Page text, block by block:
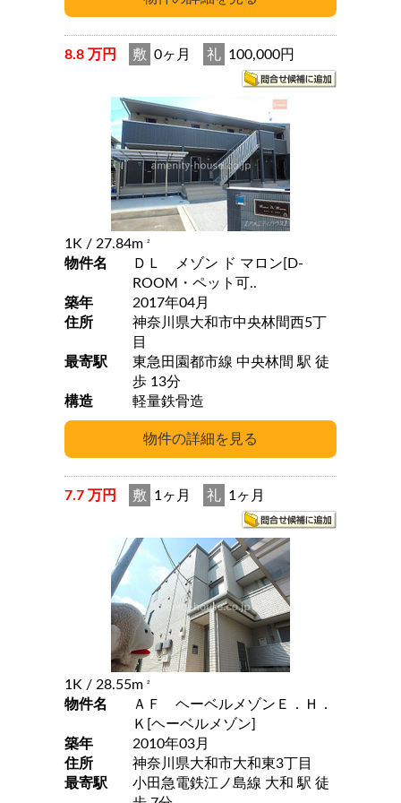
8.8 万円 敷 0ヶ月 礼 100,000円
1K / 27.84m 2
物件名
ＤＬ メゾン ド マロン[D-
ROOM・ペット可..
築年
2017年04月
住所
神奈川県大和市中央林間西5丁
目
最寄駅
東急田園都市線 中央林間 駅 徒
歩 13分
構造
軽量鉄骨造
7.7 万円 敷 1ヶ月 礼 1ヶ月
1K / 28.55m 2
物件名
ＡＦ ヘーベルメゾンＥ．Ｈ．
Ｋ[ヘーベルメゾン]
築年
2010年03月
住所
神奈川県大和市大和東3丁目
最寄駅
小田急電鉄江ノ島線 大和 駅 徒